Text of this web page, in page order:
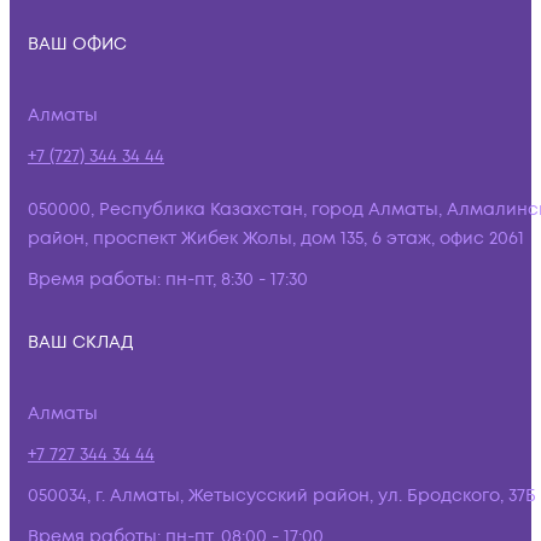
ВАШ ОФИС
Алматы
+7 (727) 344 34 44
050000, Республика Казахстан, город Алматы,
район, проспект Жибек Жолы, дом 135, 6 этаж, офис 2061
Время работы: пн-пт, 8:30 - 17:30
ВАШ СКЛАД
Алматы
+7 727 344 34 44
050034, г. Алматы, Жетысусский район, ул. Бродского, 37Б